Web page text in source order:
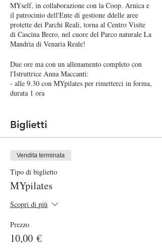
MYself, in collaborazione con la Coop. Arnica e
il patrocinio dell'Ente di gestione ddelle aree
protette dei Parchi Reali, torna al Centro Visite
di Cascina Brero, nel cuore del Parco naturale La
Mandria di Venaria Reale!
Due ore ma con un allenamento completo con
l'Istruttrice Anna Maccanti:
- alle 9.30 con MYpilates per rimetterci in forma,
durata 1 ora
Attività riservata ai Soci.
sottoscrizione!
PER DIVENTARE SOCI O RINNOVARE LA
TESSERA BASTA CLICCARE QUI E
COMPILARE LA DOMANDA DI
AMMISSIONE!
SE NON SIETE SOCI AL BIGLIETTO
DOVETE AGGIUNGERE L'ACQUISTO
DELLA TESSERA
CONTRIBUTO PER PARTECIPARE:
Biglietti
Vendita terminata
Tipo di biglietto
MYpilates
Scopri di più
Prezzo
10,00 €